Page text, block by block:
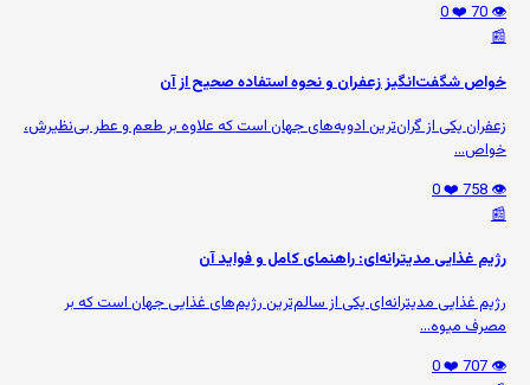
👁️ 70
❤️ 0
📰
خواص شگفت‌انگیز زعفران و نحوه استفاده صحیح از آن
زعفران یکی از گران‌ترین ادویه‌های جهان است که علاوه بر طعم و عطر بی‌نظیرش،
خواص...
👁️ 758
❤️ 0
📰
رژیم غذایی مدیترانه‌ای: راهنمای کامل و فواید آن
رژیم غذایی مدیترانه‌ای یکی از سالم‌ترین رژیم‌های غذایی جهان است که بر
مصرف میوه‌...
👁️ 707
❤️ 0